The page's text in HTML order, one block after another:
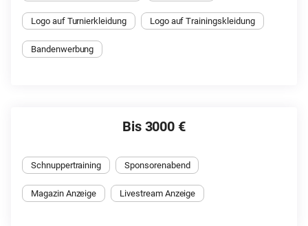
Logo auf Turnierkleidung Logo auf Trainingskleidung
Bandenwerbung
Bis 3000 €
Schnuppertraining Sponsorenabend
Magazin Anzeige Livestream Anzeige